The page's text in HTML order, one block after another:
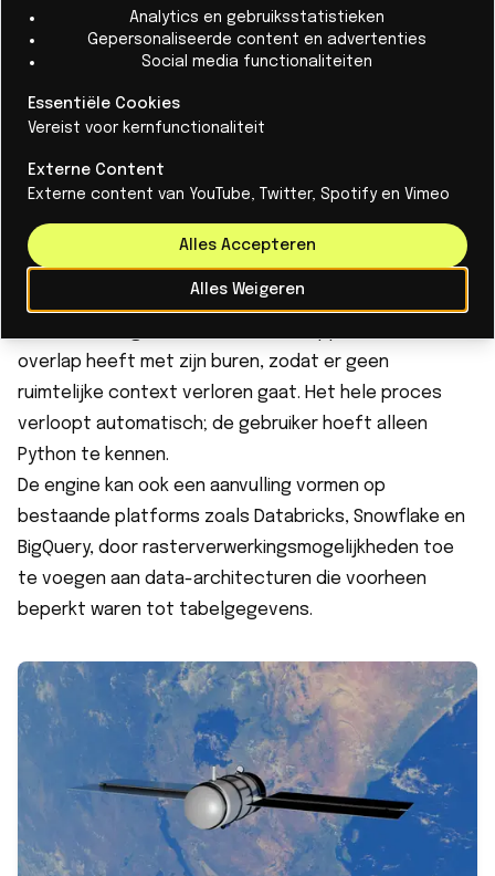
bevat, waardoor de analyse zowel snel als ruimtelijk
coherent verloopt.
aan een taak als het identificeren van elk stuk
hoeveelheid beeldmateriaal is te groot voor één
enkele computer, maar het verdelen van beelden over
meerdere machines leidt tot een grensprobleem:
contextuele informatie aan de randen van elke tegel
gaat verloren. Ellipsis Map Engine lost dit op door
overlap heeft met zijn buren, zodat er geen
ruimtelijke context verloren gaat. Het hele proces
verloopt automatisch; de gebruiker hoeft alleen
Python te kennen.
De engine kan ook een aanvulling vormen op
bestaande platforms zoals Databricks, Snowflake en
BigQuery, door rasterverwerkingsmogelijkheden toe
te voegen aan data-architecturen die voorheen
beperkt waren tot tabelgegevens.
Analytics en gebruiksstatistieken
Gepersonaliseerde content en advertenties
Social media functionaliteiten
Essentiële Cookies
Vereist voor kernfunctionaliteit
Externe Content
Externe content van YouTube, Twitter, Spotify en Vimeo
Alles Weigeren
Alles Accepteren